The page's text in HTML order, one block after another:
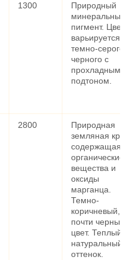
1300
Природный
минеральный
пигмент. Цвет
варьируется
темно-серого
черного с
прохладным
подтоном.
2800
Природная
земляная
содержащая
органические
вещества и
оксиды
марганца.
Темно-
коричневый,
почти черный
цвет. Теплый и
натуральный
оттенок.